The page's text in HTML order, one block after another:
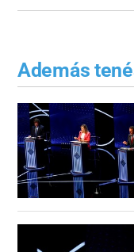
Además